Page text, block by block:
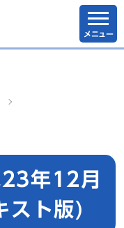
メニュー
年12月
ト版)